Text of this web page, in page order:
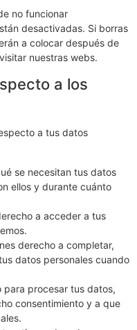
no funcionar
desactivadas. Si borras
a colocar después de
nuestras webs.
a los
a tus datos
se necesitan tus datos
ellos y durante cuánto
a acceder a tus
derecho a completar,
datos personales cuando
para procesar tus datos,
consentimiento y a que